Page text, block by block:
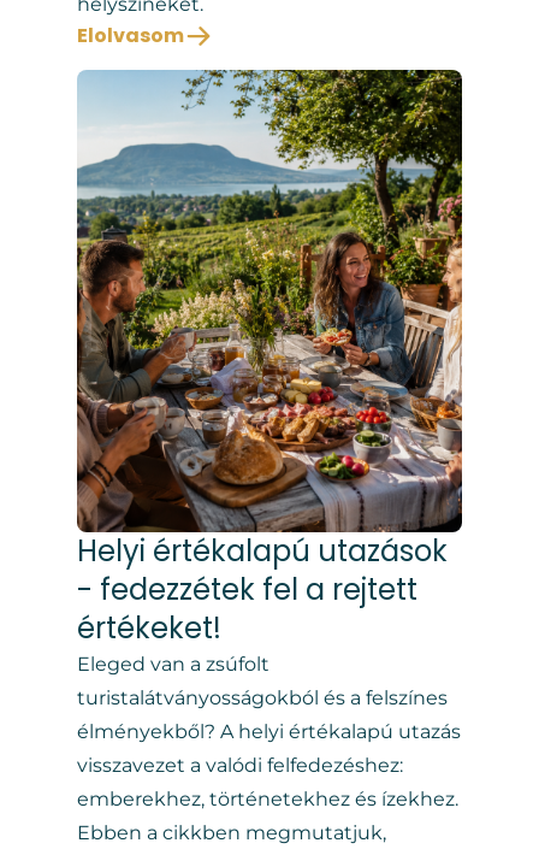
helyszíneket.
Elolvasom
Helyi értékalapú utazások
- fedezzétek fel a rejtett
értékeket!
Eleged van a zsúfolt
turistalátványosságokból és a felszínes
élményekből? A helyi értékalapú utazás
visszavezet a valódi felfedezéshez:
emberekhez, történetekhez és ízekhez.
Ebben a cikkben megmutatjuk,